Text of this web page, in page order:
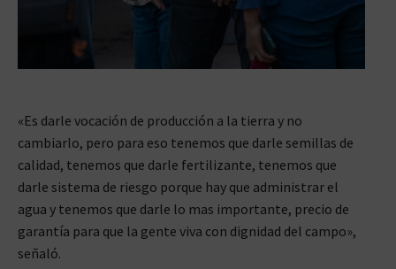
«Es darle vocación de producción a la tierra y no
cambiarlo, pero para eso tenemos que darle semillas de
calidad, tenemos que darle fertilizante, tenemos que
darle sistema de riesgo porque hay que administrar el
agua y tenemos que darle lo mas importante, precio de
garantía para que la gente viva con dignidad del campo»,
señaló.